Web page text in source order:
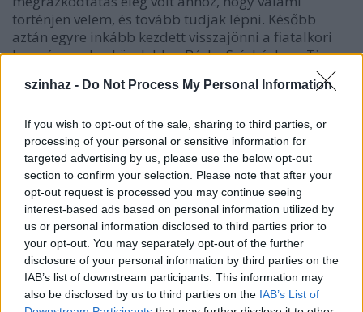
szinhaz - Do Not Process My Personal Information
If you wish to opt-out of the sale, sharing to third parties, or
processing of your personal or sensitive information for
targeted advertising by us, please use the below opt-out
section to confirm your selection. Please note that after your
opt-out request is processed you may continue seeing
interest-based ads based on personal information utilized by
us or personal information disclosed to third parties prior to
your opt-out. You may separately opt-out of the further
disclosure of your personal information by third parties on the
IAB’s list of downstream participants. This information may
also be disclosed by us to third parties on the IAB’s List of
történjen velem, és tovább tudjak lépni. Később
aztán egyre inkább kezdett visszajönni a fiatalkori
lazaságom. Legközelebb a Bárka Színházban, Tim
Carroll próbáin éreztem azt az önbizalmat, amit a
Pinceszínházban vagy a pályám kezdetén: hogy
vagyok. Bármit mondhatnak, megcsinálom - ha nem
ma, akkor két hét gyakorlás után. Nem volt kétségem
afelől, hogy ez a pálya vagy a mindenkori szerepem
nekem való-e.
- Hogy kerültél a Bárkára?
- Csányi János meghívott az Óriásokba, a következő
évadra pedig leszerződtem.
- Nem bántad meg?